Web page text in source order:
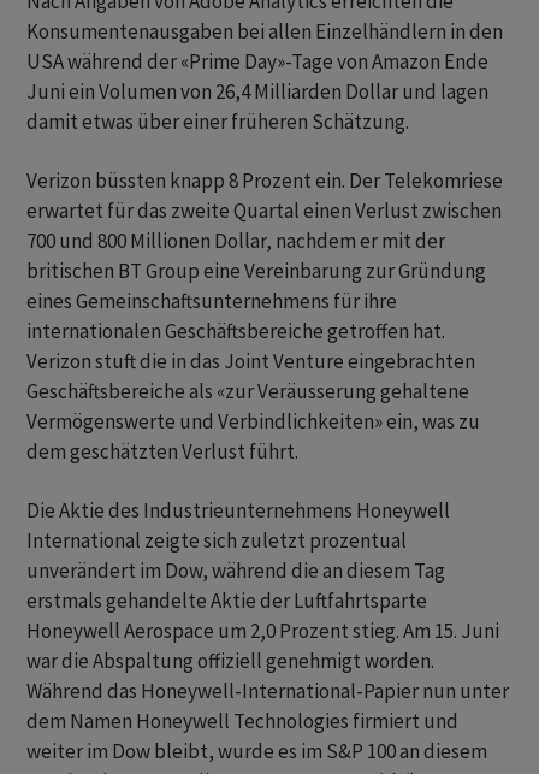
Konsumentenausgaben bei allen Einzelhändlern in den
USA während der «Prime Day»-Tage von Amazon Ende
Juni ein Volumen von 26,4 Milliarden Dollar und lagen
damit etwas über einer früheren Schätzung.
Verizon büssten knapp 8 Prozent ein. Der Telekomriese
erwartet für das zweite Quartal einen Verlust zwischen
700 und 800 Millionen Dollar, nachdem er mit der
britischen BT Group eine Vereinbarung zur Gründung
eines Gemeinschaftsunternehmens für ihre
internationalen Geschäftsbereiche getroffen hat.
Verizon stuft die in das Joint Venture eingebrachten
Geschäftsbereiche als «zur Veräusserung gehaltene
Vermögenswerte und Verbindlichkeiten» ein, was zu
dem geschätzten Verlust führt.
Die Aktie des Industrieunternehmens Honeywell
International zeigte sich zuletzt prozentual
unverändert im Dow, während die an diesem Tag
erstmals gehandelte Aktie der Luftfahrtsparte
Honeywell Aerospace um 2,0 Prozent stieg. Am 15. Juni
war die Abspaltung offiziell genehmigt worden.
Während das Honeywell-International-Papier nun unter
dem Namen Honeywell Technologies firmiert und
weiter im Dow bleibt, wurde es im S&P 100 an diesem